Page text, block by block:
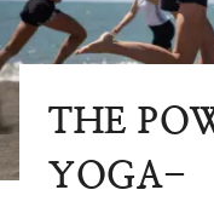
THE
YOGA-